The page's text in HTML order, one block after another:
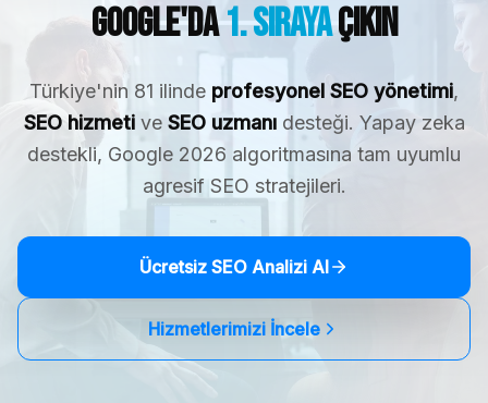
Google'da1. SırayaÇıkın
Türkiye'nin 81 ilinde profesyonel SEO yönetimi,
SEO hizmetive SEO uzmanıdesteği. Yapay zeka
destekli, Google 2026 algoritmasına tam uyumlu
agresif SEO stratejileri.
Ücretsiz SEO Analizi Al
Hizmetlerimizi İncele